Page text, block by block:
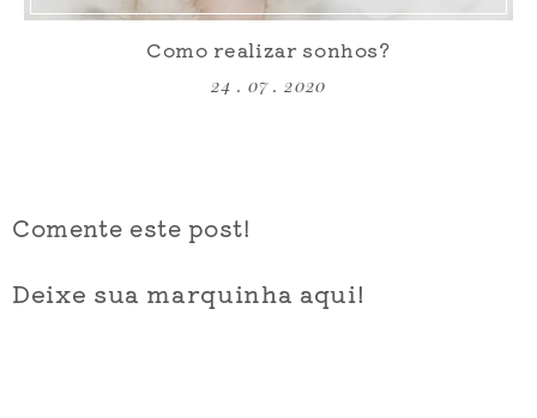
Como realizar sonhos?
24 . 07 . 2020
Comente este post!
Deixe sua marquinha aqui!